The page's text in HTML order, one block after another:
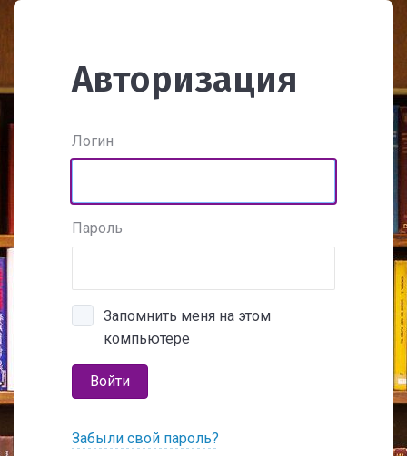
Авторизация
Логин
Пароль
Запомнить меня на этом
компьютере
Войти
Забыли свой пароль?